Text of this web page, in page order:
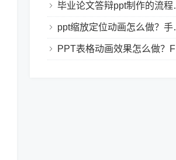
毕业论文答辩ppt制作的流程是怎样的？新手零门槛指南
ppt缩放定位动画怎么做？手把手教程，小白也能学会做动态PPT
PPT表格动画效果怎么做？Focusky让你的演示更独特！